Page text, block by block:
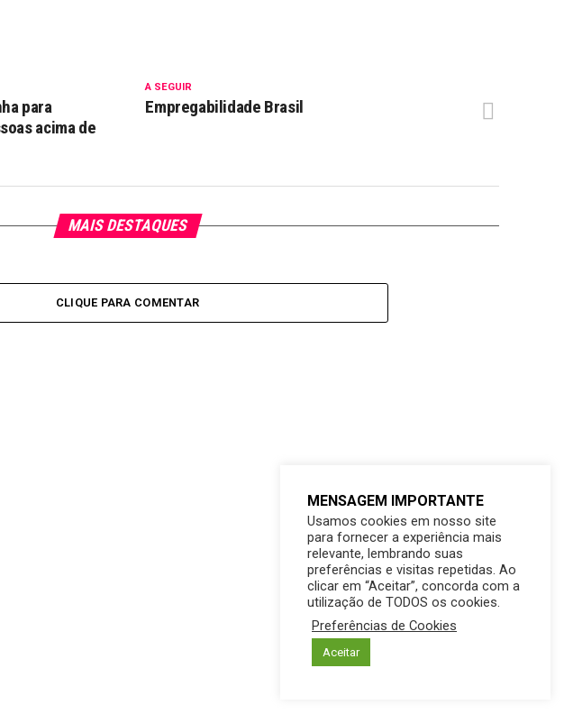
A SEGUIR
Empregabilidade Brasil
para
acima de
MAIS DESTAQUES
CLIQUE PARA COMENTAR
MENSAGEM IMPORTANTE
Usamos cookies em nosso site
para fornecer a experiência mais
relevante, lembrando suas
preferências e visitas repetidas. Ao
clicar em “Aceitar”, concorda com a
utilização de TODOS os cookies.
Preferências de Cookies
Aceitar